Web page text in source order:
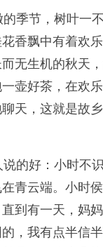
季节，树叶一
香飘中有着欢
无生机的秋天
壶好茶，在欢
天，这就是故
的好：小时不
青云端。小时
到有一天，妈
，我有点半信